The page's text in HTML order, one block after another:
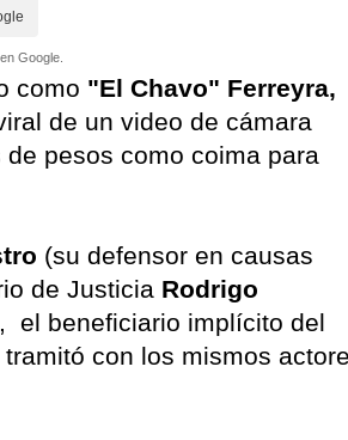
Google.
como "El Chavo" Ferreyra,
de un video de cámara
pesos como coima para
(su defensor en causas
de Justicia Rodrigo
el beneficiario implícito del
con los mismos